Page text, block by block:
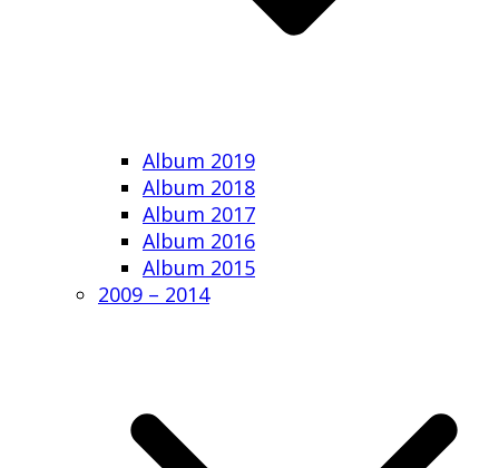
Album 2019
Album 2018
Album 2017
Album 2016
Album 2015
2009 – 2014